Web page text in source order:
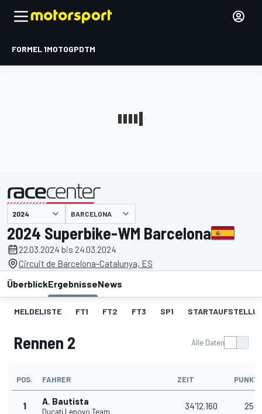
FORMEL 1MOTOGPDTM
BARCELONA
2024 Superbike-WM Barcelona
22.03.2024 bis 24.03.2024
Circuit de Barcelona-Catalunya, ES
ÜberblickErgebnisseNews
MELDELISTE FT1 FT2 FT3 SP1
Rennen 2 Alle Daten
POS. FAHRER ZEIT
1 A. Bautista
Ducati Lenovo Team
34'12.160 25